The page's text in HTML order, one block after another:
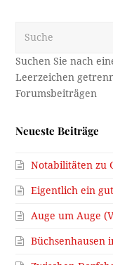
Neueste Beiträge
Notabilitäten zu
Eigentlich ein
Auge um Auge
Büchsenhausen